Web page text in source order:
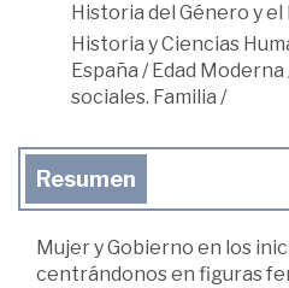
Historia del Género y
Historia y Ciencias
España / Edad Moderna
sociales. Familia /
Resumen
Mujer y Gobierno en los
centrándonos en figuras